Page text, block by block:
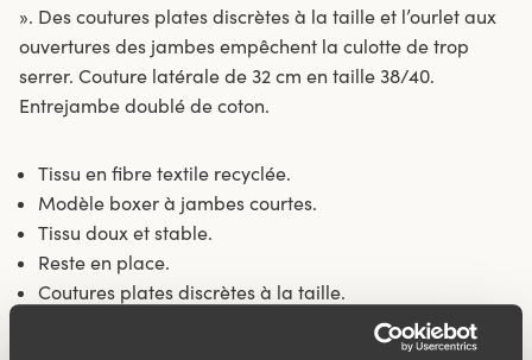
». Des coutures plates discrètes à la taille et l’ourlet aux
ouvertures des jambes empêchent la culotte de trop
serrer. Couture latérale de 32 cm en taille 38/40.
Entrejambe doublé de coton.
Tissu en fibre textile recyclée.
Modèle boxer à jambes courtes.
Tissu doux et stable.
Reste en place.
Coutures plates discrètes à la taille.